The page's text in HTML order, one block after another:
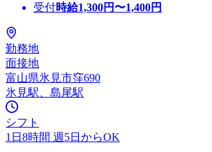
受付時給1,300円〜1,400円
勤務地
面接地
富山県氷見市窪690
氷見駅、島尾駅
シフト
1日8時間 週5日からOK